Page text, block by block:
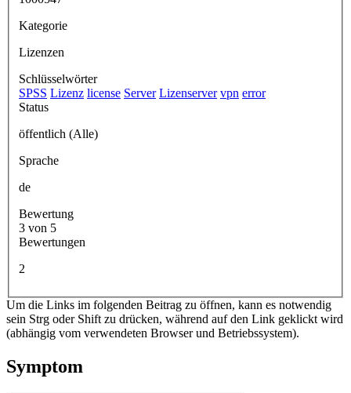
Kategorie
Lizenzen
Schlüsselwörter
SPSS Lizenz license Server Lizenserver vpn error
Status
öffentlich (Alle)
Sprache
de
Bewertung
3 von 5
Bewertungen
2
Um die Links im folgenden Beitrag zu öffnen, kann es notwendig
sein Strg oder Shift zu drücken, während auf den Link geklickt wird
(abhängig vom verwendeten Browser und Betriebssystem).
Symptom